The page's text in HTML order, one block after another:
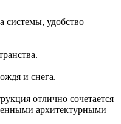
системы, удобство
и снега.
отлично сочетается
архитектурными